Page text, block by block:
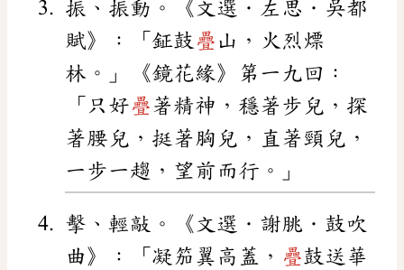
振、振動。《文選．左思．吳都
賦》：「鉦鼓 疊 山，火烈熛
林。」《鏡花緣》第一九回：
「只好疊 著精神，穩著步兒，探
著腰兒，挺著胸兒，直著頸兒，
一步一趨，望前而行。」
擊、輕敲。《文選．謝朓．鼓吹
曲》：「凝笳翼高蓋， 疊鼓送華